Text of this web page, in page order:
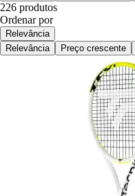
226 produtos
Ordenar por
Relevância
Relevância
Preço crescente